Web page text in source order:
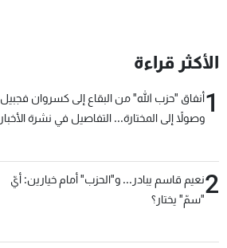
الأكثر قراءة
1أنفاق "حزب الله" من البقاع إلى كسروان فجبيل
وصولاً إلى المختارة... التفاصيل في نشرة الأخبار
2نعيم قاسم يبادر... و"الحزب" أمام خيارين: أيّ
"سمّ" يختار؟